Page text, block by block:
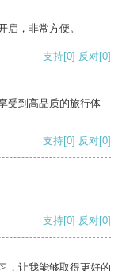
启，非常方便。
支持[0] 反对[0]
受到高品质的旅行体
支持[0] 反对[0]
支持[0] 反对[0]
，让我能够取得更好的